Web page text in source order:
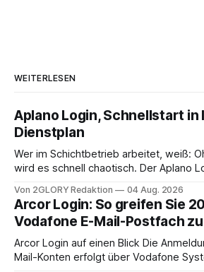
WEITERLESEN
Aplano Login, Schnellstart in
Dienstplan
Wer im Schichtbetrieb arbeitet, weiß:
wird es schnell chaotisch. Der Aplano
abwesenheiten und die gesamte
Ihr personal digital zu organisieren. In
erfahren Sie alles, was Sie für einen
brauchen, von der Registrierung
Von 2GLORY Redaktion 04 Aug. 2026
Arcor Login: So greifen Sie
Vodafone E-Mail-Postfach zu
Arcor Login auf einen Blick Die Anmeldung für alte Arcor-E-
Mail-Konten erfolgt über Vodafone